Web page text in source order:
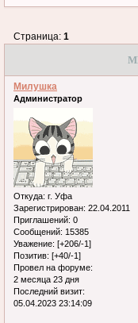
Страница:1
Милушка
Администратор
Откуда: г. Уфа
Зарегистрирован: 22.04.2011
Приглашений: 0
Сообщений: 15385
Уважение: [+206/-1]
Позитив: [+40/-1]
Провел на форуме:
2 месяца 23 дня
Последний визит:
05.04.2023 23:14:09